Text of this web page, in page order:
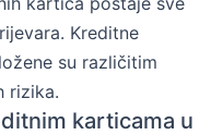
Kreditne
su različitim
rizika.
karticama u